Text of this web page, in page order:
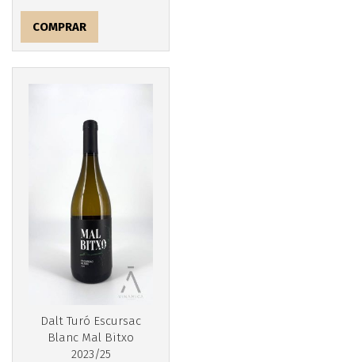
COMPRAR
Dalt Turó Escursac
Blanc Mal Bitxo
2023/25
Más info